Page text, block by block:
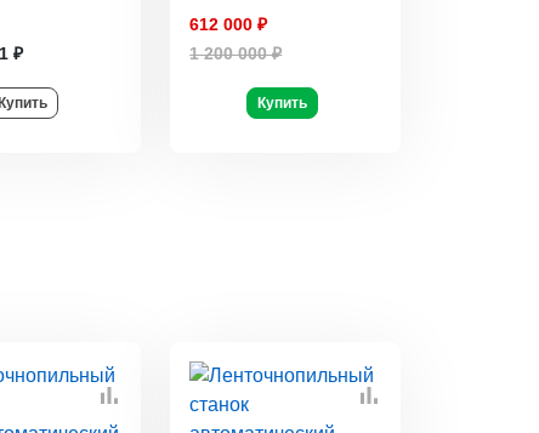
₽
Купить
612 000 ₽
1 200 000 ₽
Купить